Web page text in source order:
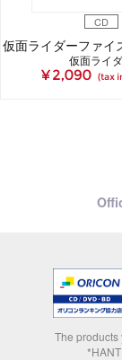
CD
仮面ライ
¥ 2,090 (tax
The